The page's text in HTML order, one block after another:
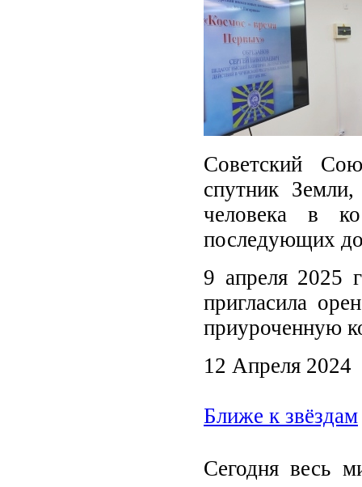
Советский
спутник
человека в
последующих
9 апреля 2025
пригласила
приуроченную
12 Апреля 2024
Ближе к звёздам
Сегодня весь